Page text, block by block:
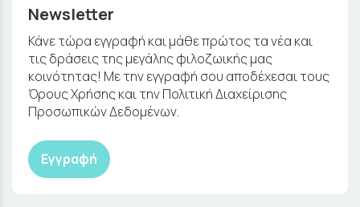
Newsletter
Κάνε τώρα εγγραφή και μάθε πρώτος τα νέα και
τις δράσεις της μεγάλης φιλοζωικής μας
κοινότητας! Με την εγγραφή σου αποδέχεσαι τους
Όρους Χρήσης και την Πολιτική Διαχείρισης
Προσωπικών Δεδομένων.
Εγγραφή